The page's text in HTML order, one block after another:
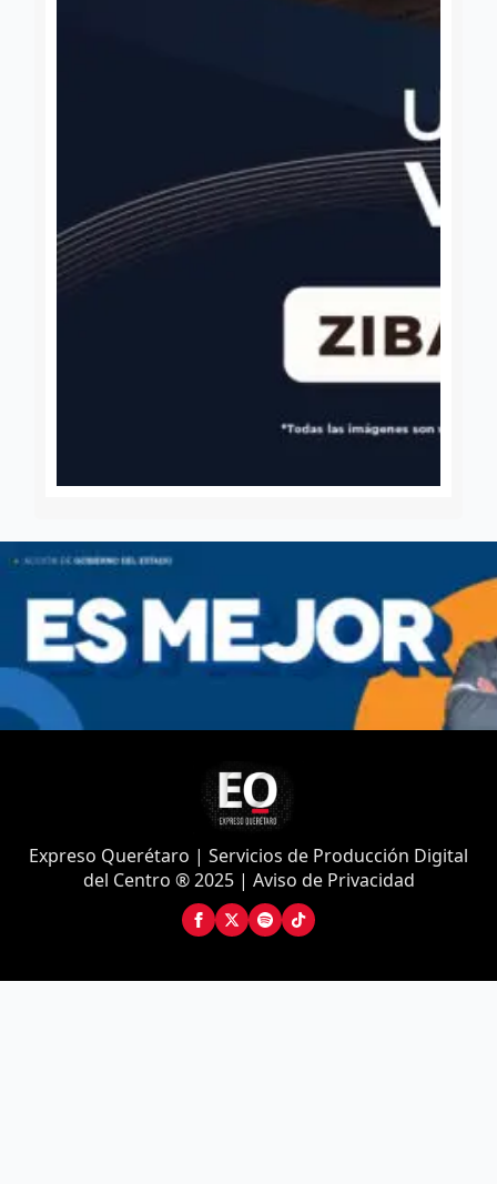
Expreso Querétaro | Servicios de Producción Digital
del Centro ® 2025 | Aviso de Privacidad